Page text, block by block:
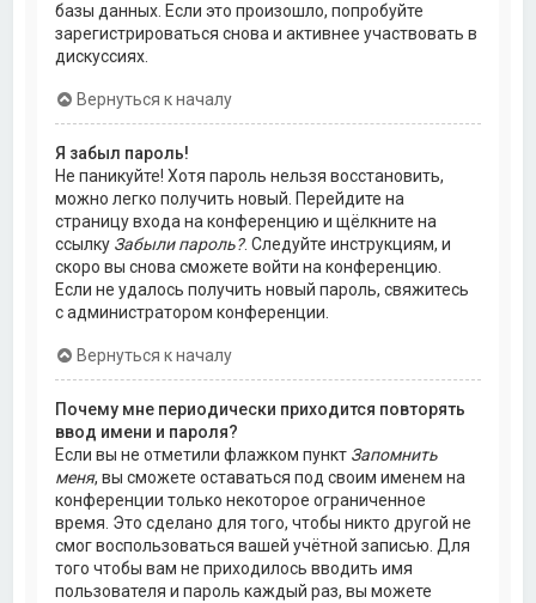
базы данных. Если это произошло, попробуйте
зарегистрироваться снова и активнее участвовать в
дискуссиях.
Вернуться к началу
Я забыл пароль!
Не паникуйте! Хотя пароль нельзя восстановить,
можно легко получить новый. Перейдите на
страницу входа на конференцию и щёлкните на
ссылку Забыли пароль?. Следуйте инструкциям, и
скоро вы снова сможете войти на конференцию.
Если не удалось получить новый пароль, свяжитесь
с администратором конференции.
Вернуться к началу
Почему мне периодически приходится повторять
ввод имени и пароля?
Если вы не отметили флажком пункт Запомнить
меня, вы сможете оставаться под своим именем на
конференции только некоторое ограниченное
время. Это сделано для того, чтобы никто другой не
смог воспользоваться вашей учётной записью. Для
того чтобы вам не приходилось вводить имя
пользователя и пароль каждый раз, вы можете